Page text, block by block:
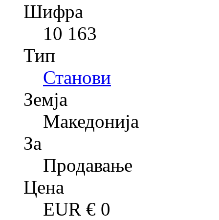
Шифра
10 163
Тип
Станови
Земја
Македонија
За
Продавање
Цена
EUR € 0